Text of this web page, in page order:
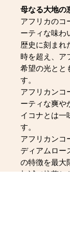
母なる大地の
アフリカのコ
ーティな味わ
歴史に刻まれ
時を超え、ア
希望の光とと
す。
アフリカンコ
ーティな爽や
イコナとは一
す。
アフリカンコ
ディアムロー
の特徴を最大
加減で焙煎し